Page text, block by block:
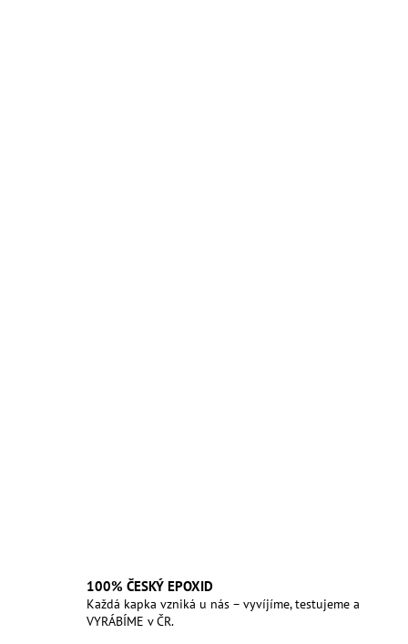
100% ČESKÝ EPOXID
Každá kapka vzniká u nás – vyvíjíme, testujeme a
VYRÁBÍME v ČR.